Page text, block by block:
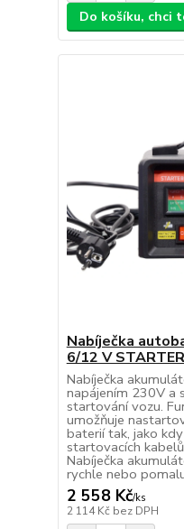
Do košíku, chci
Nabíječka
6/12 V
Nabíječka
napájením 230V a
startování vozu.
umožňuje
baterií tak, jako
startovacích
Nabíječka
rychle nebo
2 558 Kč/ks
2 114 Kč bez DPH